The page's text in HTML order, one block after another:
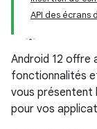
API des écrans
Android 12 offre
fonctionnalités
vous présentent
pour vos